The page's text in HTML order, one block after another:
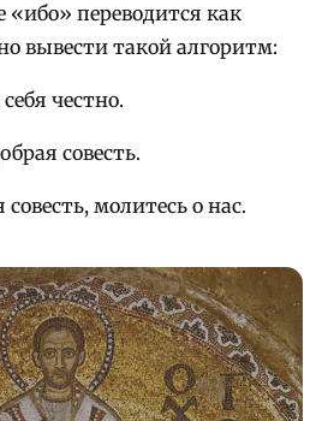
«ибо» переводится как
вывести такой алгоритм:
честно.
совесть.
молитесь о нас.